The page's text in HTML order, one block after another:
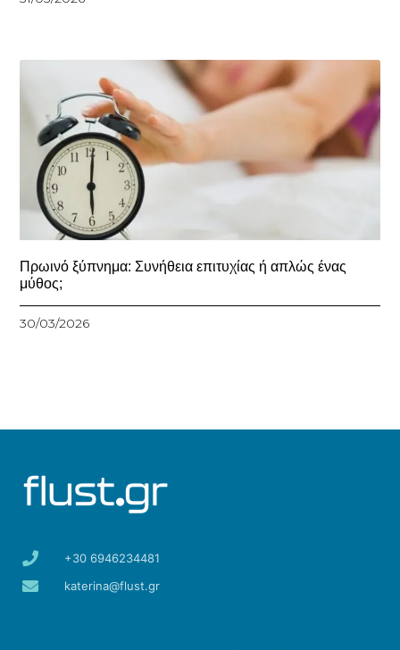
Πρωινό ξύπνημα: Συνήθεια επιτυχίας ή απλώς ένας
μύθος;
30/03/2026
+30 6946234481
katerina@flust.gr